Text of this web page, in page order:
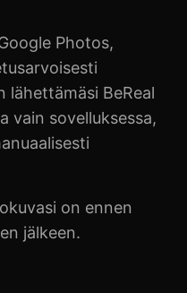
Photos,
lähettämäsi BeReal
vain sovelluksessa,
on ennen
jälkeen.